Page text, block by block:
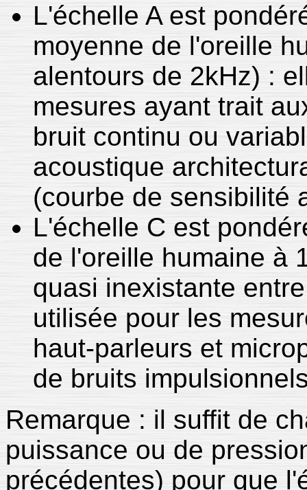
L'échelle A est
moyenne de l'oreille
alentours de 2kHz) :
mesures ayant trait
bruit continu ou
acoustique
(courbe de sensibilité
L'échelle C est
de l'oreille humaine à
quasi inexistante
utilisée pour les
haut-parleurs et
de bruits
Remarque : il suffit de
puissance ou de
précédentes) pour que